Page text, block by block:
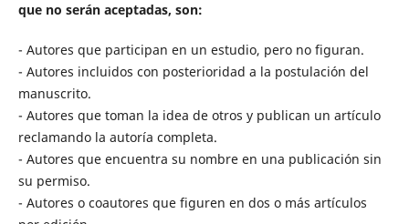
que no serán aceptadas, son:
- Autores que participan en un estudio, pero no figuran.
- Autores incluidos con posterioridad a la postulación del
manuscrito.
- Autores que toman la idea de otros y publican un artículo
reclamando la autoría completa.
- Autores que encuentra su nombre en una publicación sin
su permiso.
- Autores o coautores que figuren en dos o más artículos